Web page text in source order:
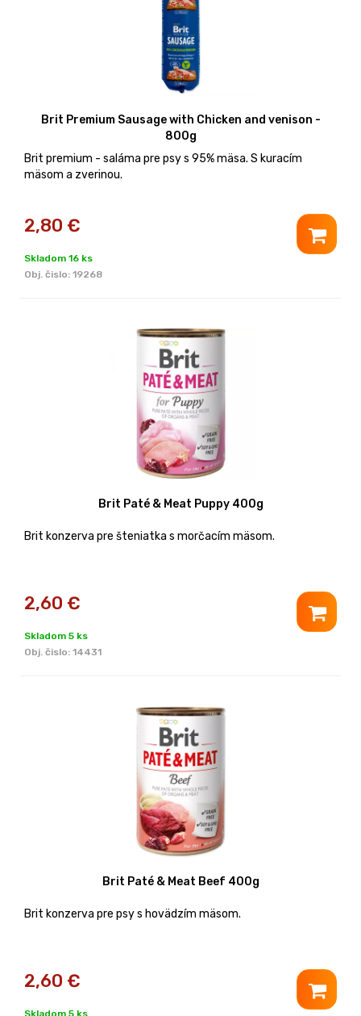
Brit Premium Sausage with Chicken and venison -
800g
Brit premium - saláma pre psy s 95% mäsa. S kuracím
mäsom a zverinou.
2,80 €
Skladom 16 ks
Obj. čislo: 19268
Brit Paté & Meat Puppy 400g
Brit konzerva pre šteniatka s morčacím mäsom.
2,60 €
Skladom 5 ks
Obj. čislo: 14431
Brit Paté & Meat Beef 400g
Brit konzerva pre psy s hovädzím mäsom.
2,60 €
Skladom 5 ks